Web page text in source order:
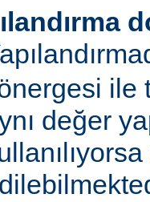
ile
değer